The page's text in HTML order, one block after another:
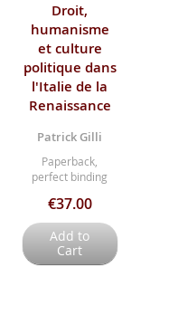
Droit,
humanisme
et culture
politique dans
l'Italie de la
Renaissance
Patrick Gilli
Paperback,
perfect binding
€37.00
Add to
Cart